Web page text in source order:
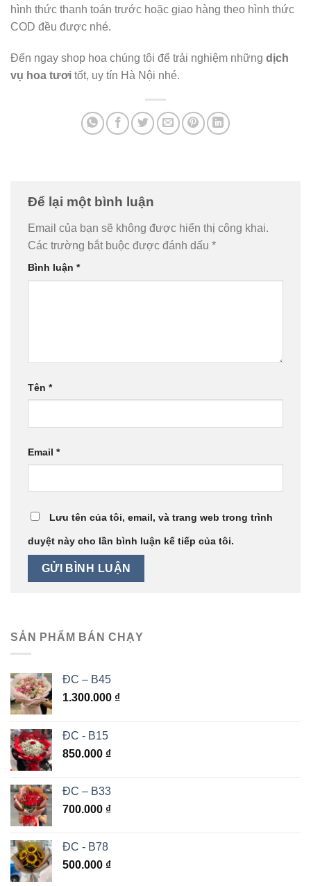
hình thức thanh toán trước hoặc giao hàng theo hình thức
COD đều được nhé.
Đến ngay shop hoa chúng tôi để trải nghiệm những dịch
vụ hoa tươi tốt, uy tín Hà Nội nhé.
Để lại một bình luận
Email của bạn sẽ không được hiển thị công khai.
Các trường bắt buộc được đánh dấu *
Bình luận *
Tên *
Email *
Lưu tên của tôi, email, và trang web trong trình
duyệt này cho lần bình luận kế tiếp của tôi.
SẢN PHẨM BÁN CHẠY
ĐC – B45
1.300.000 ₫
ĐC - B15
850.000 ₫
ĐC – B33
700.000 ₫
ĐC - B78
500.000 ₫